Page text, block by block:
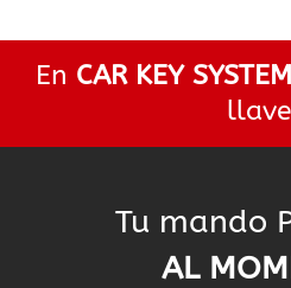
En CAR KEY
Tu mando
AL